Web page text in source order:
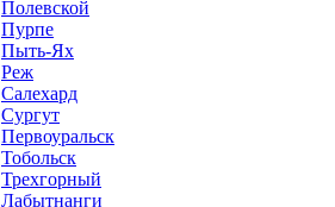
Полевской
Пурпе
Пыть-Ях
Реж
Салехард
Сургут
Первоуральск
Тобольск
Трехгорный
Лабытнанги